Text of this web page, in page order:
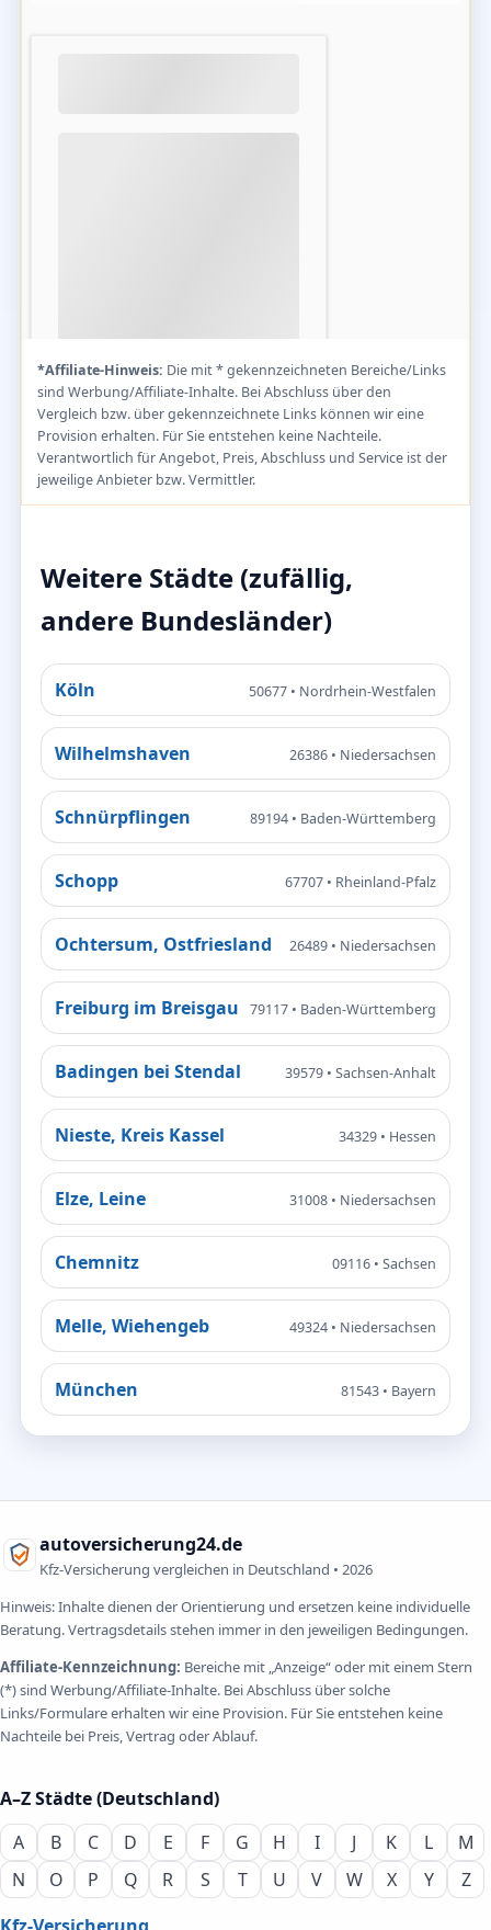
*Affiliate-Hinweis: Die mit * gekennzeichneten Bereiche/Links
sind Werbung/Affiliate-Inhalte. Bei Abschluss über den
Vergleich bzw. über gekennzeichnete Links können wir eine
Provision erhalten. Für Sie entstehen keine Nachteile.
Verantwortlich für Angebot, Preis, Abschluss und Service ist der
jeweilige Anbieter bzw. Vermittler.
Weitere Städte (zufällig,
andere Bundesländer)
Köln 50677 • Nordrhein-Westfalen
Wilhelmshaven 26386 • Niedersachsen
Schnürpflingen 89194 • Baden-Württemberg
Schopp 67707 • Rheinland-Pfalz
Ochtersum, Ostfriesland 26489 • Niedersachsen
Freiburg im Breisgau 79117 • Baden-Württemberg
Badingen bei Stendal 39579 • Sachsen-Anhalt
Nieste, Kreis Kassel 34329 • Hessen
Elze, Leine 31008 • Niedersachsen
Chemnitz 09116 • Sachsen
Melle, Wiehengeb 49324 • Niedersachsen
München 81543 • Bayern
autoversicherung24.de
Kfz-Versicherung vergleichen in Deutschland • 2026
Hinweis: Inhalte dienen der Orientierung und ersetzen keine individuelle
Beratung. Vertragsdetails stehen immer in den jeweiligen Bedingungen.
Affiliate-Kennzeichnung: Bereiche mit „Anzeige“ oder mit einem Stern
(*) sind Werbung/Affiliate-Inhalte. Bei Abschluss über solche
Links/Formulare erhalten wir eine Provision. Für Sie entstehen keine
Nachteile bei Preis, Vertrag oder Ablauf.
A–Z Städte (Deutschland)
A
B C D E F G H I J K L
M
N
O P Q R S T U V W X Y
Z